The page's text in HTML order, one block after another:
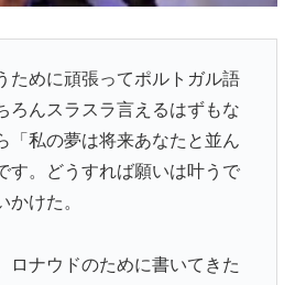
ために頑張ってポルトガル語
ろんスラスラ言えるはずもな
「私の夢は将来あなたと並ん
す。どうすれば願いは叶うで
かけた。
ロナウドのために書いてきた